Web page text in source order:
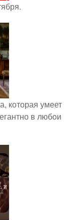
которая умеет
в любои